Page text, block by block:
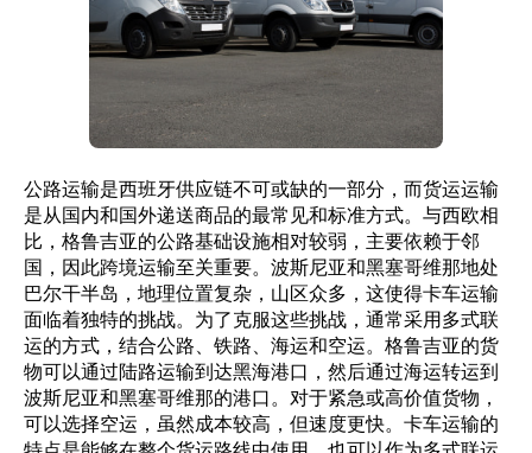
公路运输是西班牙供应链不可或缺的一部分，而货运运输
是从国内和国外递送商品的最常见和标准方式。与西欧相
比，格鲁吉亚的公路基础设施相对较弱，主要依赖于邻
国，因此跨境运输至关重要。波斯尼亚和黑塞哥维那地处
巴尔干半岛，地理位置复杂，山区众多，这使得卡车运输
面临着独特的挑战。为了克服这些挑战，通常采用多式联
运的方式，结合公路、铁路、海运和空运。格鲁吉亚的货
物可以通过陆路运输到达黑海港口，然后通过海运转运到
波斯尼亚和黑塞哥维那的港口。对于紧急或高价值货物，
可以选择空运，虽然成本较高，但速度更快。卡车运输的